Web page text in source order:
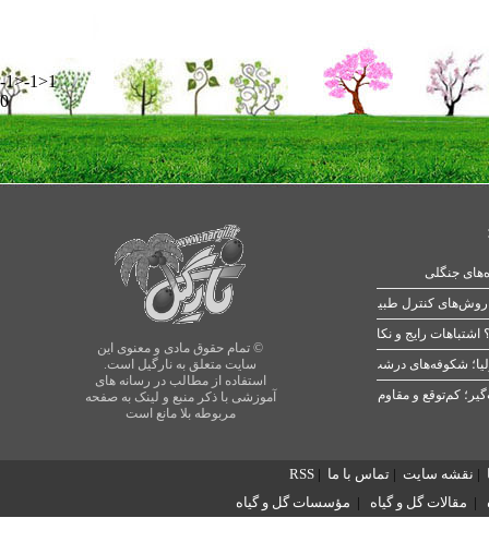
-1>-1>1
0
© تمام حقوق مادی و معنوی این
سایت متعلق به نارگیل است.
استفاده از مطالب در رسانه های
آموزشی با ذکر منبع و لینک به صفحه
مربوطه بلا مانع است
جنگلی
رایج و نکات طلایی
شکوفه‌های درشت در بهار
| نقشه سایت | تماس با ما |
RSS
| مقالات گل و گیاه | مؤسسات گل و گیاه